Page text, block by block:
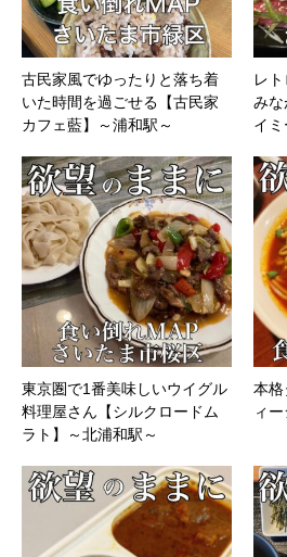
古民家風でゆったりと落ち着
いた時間を過ごせる【古民家
カフェ藍】～浦和駅～
レ
みな
イ
東京圏で1番美味しいウイグル
料理屋さん【シルクロードム
ラト】～北浦和駅～
本格
ィ